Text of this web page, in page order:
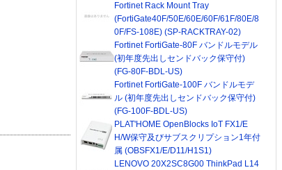
Fortinet Rack Mount Tray
(FortiGate40F/50E/60E/60F/61F/80E/8
0F/FS-108E) (SP-RACKTRAY-02)
Fortinet FortiGate-80F バンドルモデル
(初年度先出しセンドバック保守付)
(FG-80F-BDL-US)
Fortinet FortiGate-100F バンドルモデ
ル (初年度先出しセンドバック保守付)
(FG-100F-BDL-US)
PLAT'HOME OpenBlocks IoT FX1/E
H/W保守及びサブスクリプション1年付
属 (OBSFX1/E/D11/H1S1)
LENOVO 20X2SC8G00 ThinkPad L14